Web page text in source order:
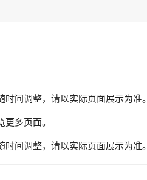
间调整，请以实际页面展示为准。
多页面。
间调整，请以实际页面展示为准。